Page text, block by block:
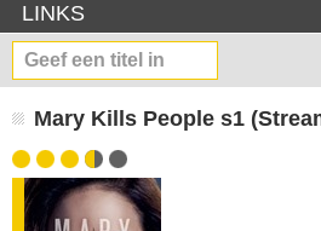
LINKS
Mary Kills People s1